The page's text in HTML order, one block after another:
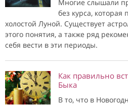
Многие слышали
без курса, которая
холостой Луной. Существует
этого понятия, а также ряд
себя вести в эти периоды.
Как правильно
Быка
В то, что в